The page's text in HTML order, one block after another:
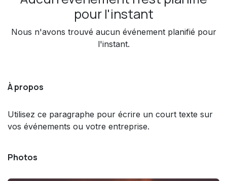
pour l'instant
Nous n'avons trouvé aucun événement planifié pour
l'instant.
À propos
Utilisez ce paragraphe pour écrire un court texte sur
vos événements ou votre entreprise.
Photos